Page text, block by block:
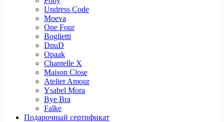
Undress Code
Moeva
One Four
Boglietti
DnuD
Opaak
Chantelle X
Maison Close
Atelier Amour
Ysabel Mora
Bye Bra
Falke
Подарочный сертификат